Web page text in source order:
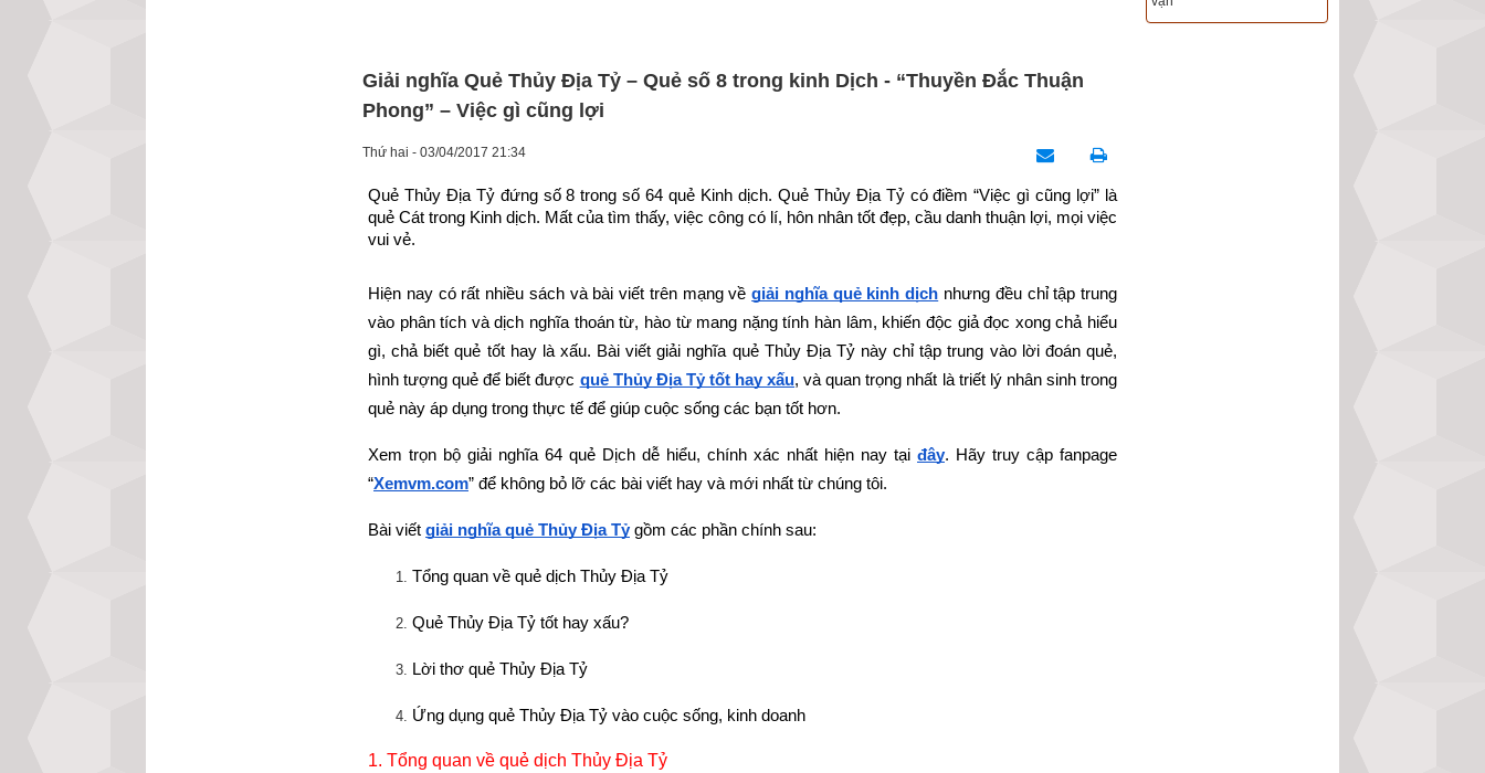
Giải nghĩa Quẻ Thủy Địa Tỷ – Quẻ số 8 trong kinh Dịch - “Thuyền Đắc Thuận
Phong” – Việc gì cũng lợi
Thứ hai - 03/04/2017 21:34
Quẻ Thủy Địa Tỷ đứng số 8 trong số 64 quẻ Kinh dịch. Quẻ Thủy Địa Tỷ có điềm “Việc gì cũng lợi” là
quẻ Cát trong Kinh dịch. Mất của tìm thấy, việc công có lí, hôn nhân tốt đẹp, cầu danh thuận lợi, mọi việc
vui vẻ.
Hiện nay có rất nhiều sách và bài viết trên mạng về giải nghĩa quẻ kinh dịch nhưng đều chỉ tập trung
vào phân tích và dịch nghĩa thoán từ, hào từ mang nặng tính hàn lâm, khiến độc giả đọc xong chả hiểu
gì, chả biết quẻ tốt hay là xấu. Bài viết giải nghĩa quẻ Thủy Địa Tỷ này chỉ tập trung vào lời đoán quẻ,
hình tượng quẻ để biết được quẻ Thủy Địa Tỷ tốt hay xấu, và quan trọng nhất là triết lý nhân sinh trong
quẻ này áp dụng trong thực tế để giúp cuộc sống các bạn tốt hơn.
Xem trọn bộ giải nghĩa 64 quẻ Dịch dễ hiểu, chính xác nhất hiện nay tại đây. Hãy truy cập fanpage
“Xemvm.com” để không bỏ lỡ các bài viết hay và mới nhất từ chúng tôi.
Bài viết giải nghĩa quẻ Thủy Địa Tỷ gồm các phần chính sau:
Tổng quan về quẻ dịch Thủy Địa Tỷ
Quẻ Thủy Địa Tỷ tốt hay xấu?
Lời thơ quẻ Thủy Địa Tỷ
Ứng dụng quẻ Thủy Địa Tỷ vào cuộc sống, kinh doanh
1. Tổng quan về quẻ dịch Thủy Địa Tỷ
9x - 8x -7x -6x giá rẻ nhất thị
trường - Click xem ngay